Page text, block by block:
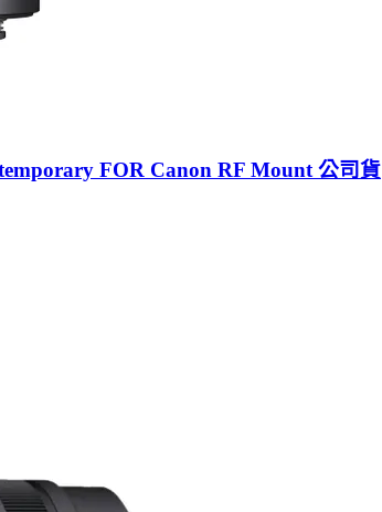
FOR Canon RF Mount 公司貨